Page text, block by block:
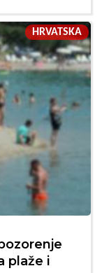
HRVATSKA
plaže i